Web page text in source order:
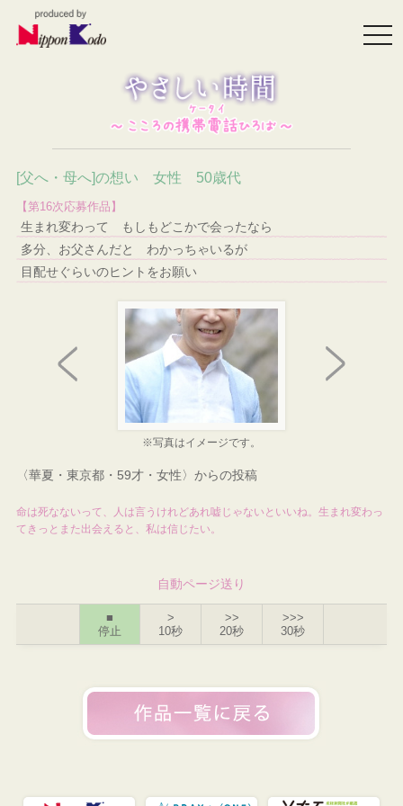
[父へ・母へ]の想い 女性 50歳代
【第16次応募作品】
生まれ変わって もしもどこかで会ったなら
多分、お父さんだと わかっちゃいるが
目配せぐらいのヒントをお願い
※写真はイメージです。
〈華夏・東京都・59才・女性〉からの投稿
命は死なないって、人は言うけれどあれ嘘じゃないといいね。生まれ変わっ
てきっとまた出会えると、私は信じたい。
自動ページ送り
■
停止
>
10秒
>>
20秒
>>>
30秒